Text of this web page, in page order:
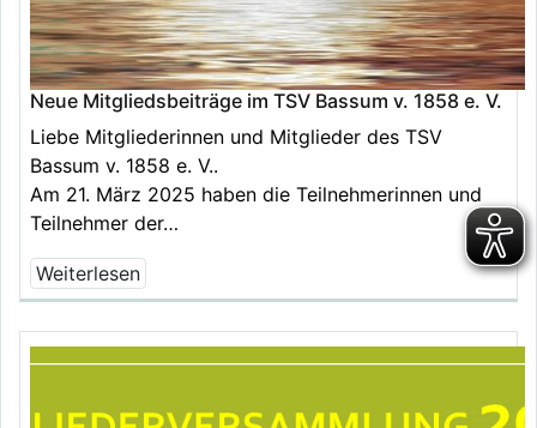
Neue Mitgliedsbeiträge im TSV Bassum v. 1858 e. V.
Liebe Mitgliederinnen und Mitglieder des TSV
Bassum v. 1858 e. V..
Am 21. März 2025 haben die Teilnehmerinnen und
Teilnehmer der…
Weiterlesen